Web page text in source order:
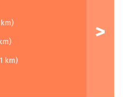
km)
km)